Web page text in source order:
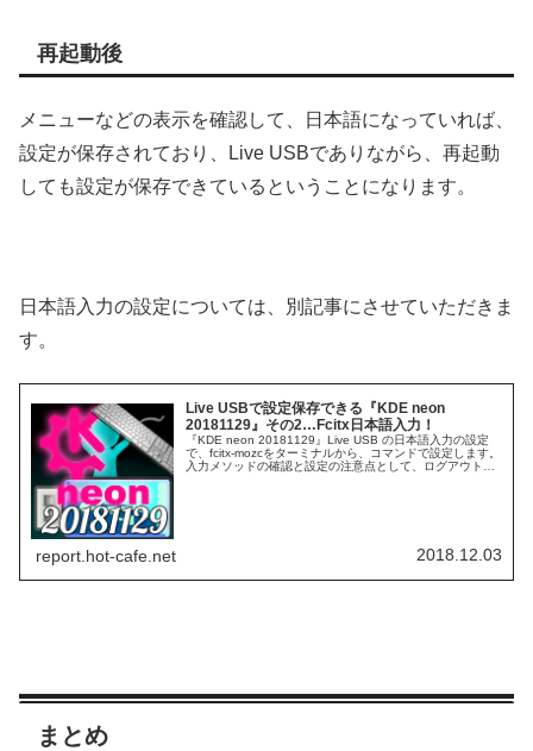
再起動後
メニューなどの表示を確認して、日本語になっていれば、
設定が保存されており、Live USBでありながら、再起動
しても設定が保存できているということになります。
日本語入力の設定については、別記事にさせていただきま
す。
Live USBで設定保存できる『KDE neon
20181129』その2…Fcitx日本語入力！
『KDE neon 20181129』Live USB の日本語入力の設定
で、fcitx-mozcをターミナルから、コマンドで設定します。
入力メソッドの確認と設定の注意点として、ログアウト・
report.hot-cafe.net 2018.12.03
まとめ